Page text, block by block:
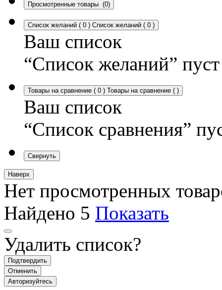
Просмотренные товары (0)
Список желаний ( 0 ) Список желаний ( 0 )
Ваш список
“Список желаний” пуст
Товары на сравнение ( 0 ) Товары на сравнение ( )
Ваш список
“Список сравнения”
Свернуть
Наверх
Нет просмотренных
Найдено 5 Показать
Удалить список?
Подтвердить
Отменить
Авторизуйтесь